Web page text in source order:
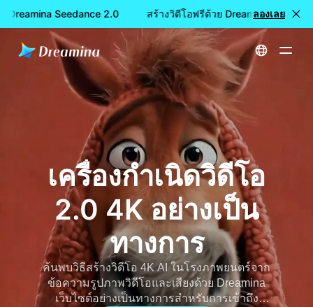
Seedance 2.0 สร้างวิดีโอฟรีด้วย Dreaminaลองเลย
หน้าหลัก
เครื่องกำเนิดวิดีโอ
2.0 4K อย่างเป็น
ทางการ
ค้นพบวิธีสร้างวิดีโอ 4K AI ในโรงภาพยนตร์จาก
ข้อความรูปภาพวิดีโอและเสียงด้วย Dreamina
เว็บไซต์อย่างเป็นทางการสำหรับการเข้าถึง